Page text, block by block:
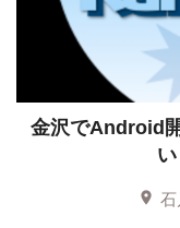
金沢でAndroid